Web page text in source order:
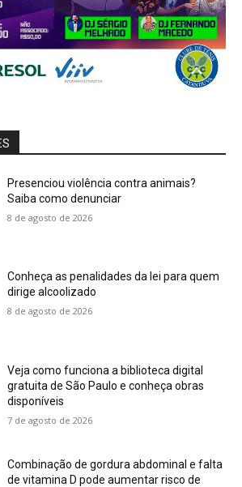
Presenciou violência contra animais?
Saiba como denunciar
8 de agosto de 2026
Conheça as penalidades da lei para quem
dirige alcoolizado
8 de agosto de 2026
Veja como funciona a biblioteca digital
gratuita de São Paulo e conheça obras
disponíveis
7 de agosto de 2026
Combinação de gordura abdominal e falta
de vitamina D pode aumentar risco de